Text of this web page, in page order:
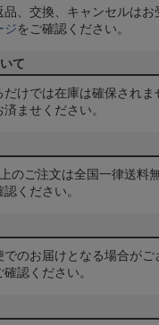
、交換、キャンセルはお
ジをご確認ください。
て
だけでは在庫は確保されま
ませください。
のご注文は全国一律送料
認ください。
のお届けとなる場合がご
確認ください。